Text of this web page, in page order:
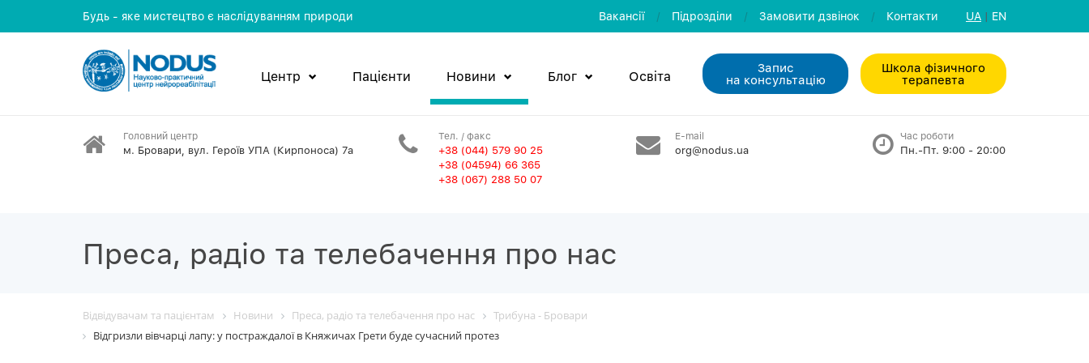
Будь - яке мистецтво є наслідуванням природи Вакансії / Пiдроздiли / Замовити дзвiнок / Контакти UA | EN
Центр Пацієнти Новини Блог Освiта
Запис
на консультацiю
Школа фізичного
терапевта
Головний центр
м. Бровари, вул. Героїв УПА (Кирпоноса) 7а
Тел. / факс
+38 (044) 579 90 25
+38 (04594) 66 365
+38 (067) 288 50 07
E-mail
org@nodus.ua
Час роботи
Пн.-Пт. 9:00 - 20:00
Преса, радіо та телебачення про нас
Відвідувачам та пацієнтам Новини Преса, радіо та телебачення про нас
Трибуна - Бровари
Відгризли вівчарці лапу: у постраждалої в Княжичах Грети буде сучасний протез